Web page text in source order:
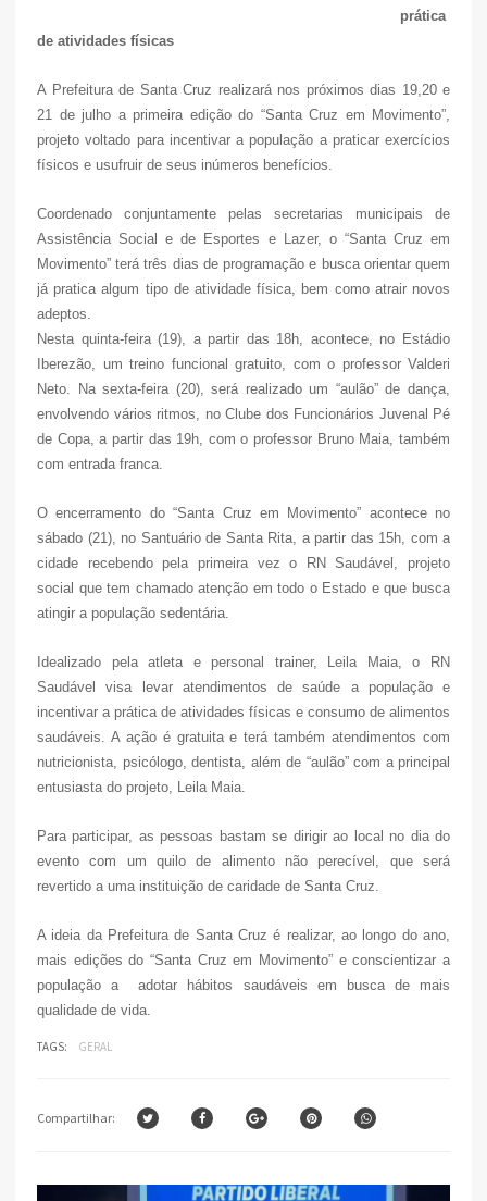
prática
de atividades físicas
A Prefeitura de Santa Cruz realizará nos próximos dias 19,20 e
21 de julho a primeira edição do “Santa Cruz em Movimento”,
projeto voltado para incentivar a população a praticar exercícios
físicos e usufruir de seus inúmeros benefícios.
Coordenado conjuntamente pelas secretarias municipais de
Assistência Social e de Esportes e Lazer, o “Santa Cruz em
Movimento” terá três dias de programação e busca orientar quem
já pratica algum tipo de atividade física, bem como atrair novos
adeptos.
Nesta quinta-feira (19), a partir das 18h, acontece, no Estádio
Iberezão, um treino funcional gratuito, com o professor Valderi
Neto. Na sexta-feira (20), será realizado um “aulão” de dança,
envolvendo vários ritmos, no Clube dos Funcionários Juvenal Pé
de Copa, a partir das 19h, com o professor Bruno Maia, também
com entrada franca.
O encerramento do “Santa Cruz em Movimento” acontece no
sábado (21), no Santuário de Santa Rita, a partir das 15h, com a
cidade recebendo pela primeira vez o RN Saudável, projeto
social que tem chamado atenção em todo o Estado e que busca
atingir a população sedentária.
Idealizado pela atleta e personal trainer, Leila Maia, o RN
Saudável visa levar atendimentos de saúde a população e
incentivar a prática de atividades físicas e consumo de alimentos
saudáveis. A ação é gratuita e terá também atendimentos com
nutricionista, psicólogo, dentista, além de “aulão” com a principal
entusiasta do projeto, Leila Maia.
Para participar, as pessoas bastam se dirigir ao local no dia do
evento com um quilo de alimento não perecível, que será
revertido a uma instituição de caridade de Santa Cruz.
A ideia da Prefeitura de Santa Cruz é realizar, ao longo do ano,
mais edições do “Santa Cruz em Movimento” e conscientizar a
população a adotar hábitos saudáveis em busca de mais
qualidade de vida.
TAGS: GERAL
Compartilhar: